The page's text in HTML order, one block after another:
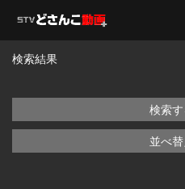
検索結果
検索す
並べ替